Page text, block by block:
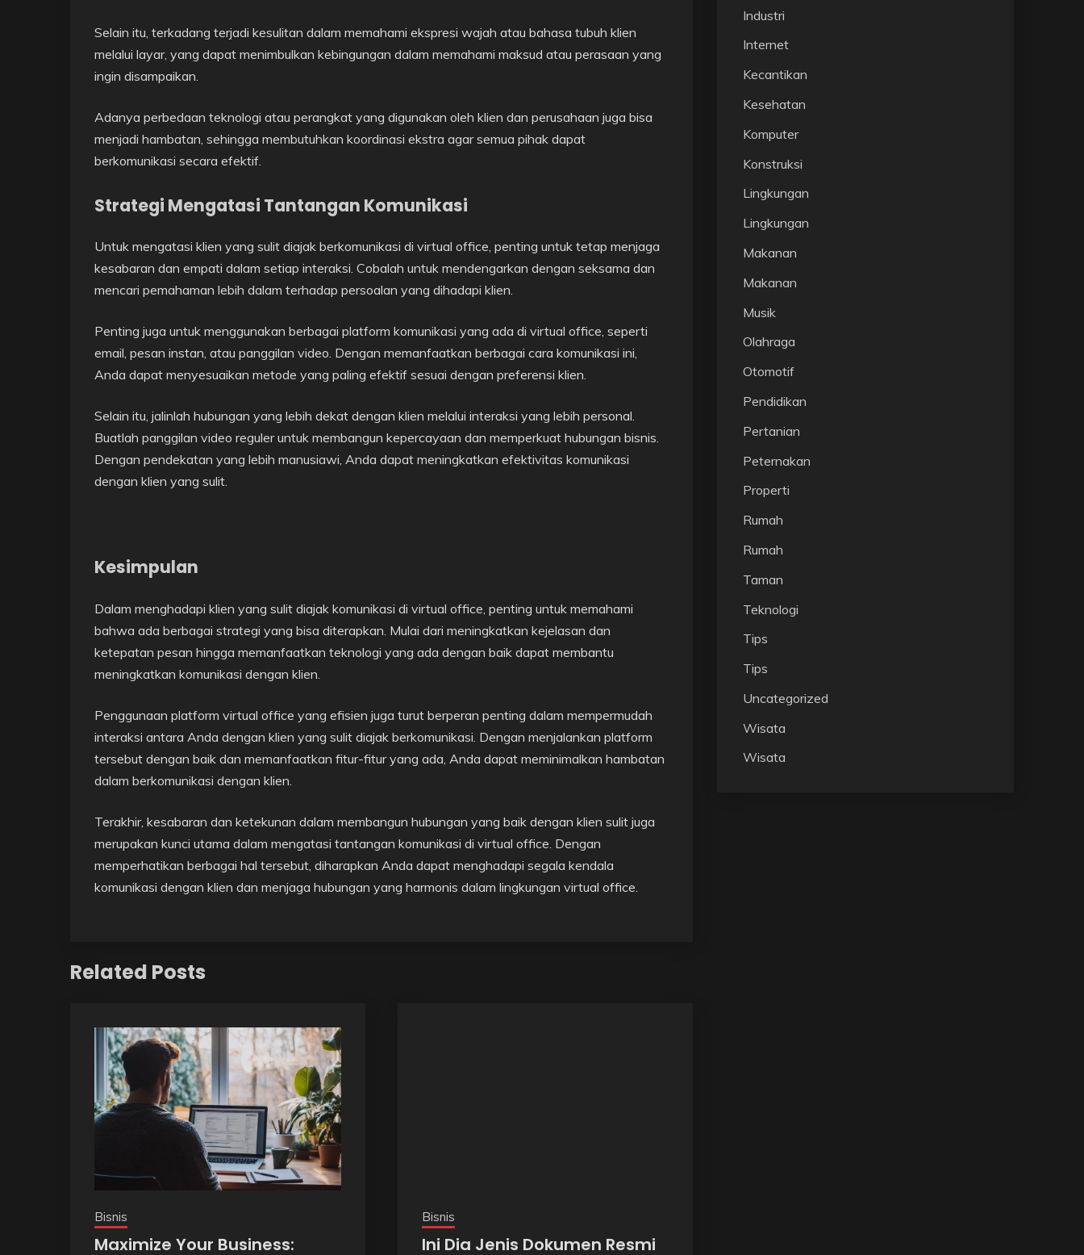
Selain itu, terkadang terjadi kesulitan dalam memahami ekspresi wajah atau bahasa tubuh klien
melalui layar, yang dapat menimbulkan kebingungan dalam memahami maksud atau perasaan yang
ingin disampaikan.
Adanya perbedaan teknologi atau perangkat yang digunakan oleh klien dan perusahaan juga bisa
menjadi hambatan, sehingga membutuhkan koordinasi ekstra agar semua pihak dapat
berkomunikasi secara efektif.
Strategi Mengatasi Tantangan Komunikasi
Untuk mengatasi klien yang sulit diajak berkomunikasi di virtual office, penting untuk tetap menjaga
kesabaran dan empati dalam setiap interaksi. Cobalah untuk mendengarkan dengan seksama dan
mencari pemahaman lebih dalam terhadap persoalan yang dihadapi klien.
Penting juga untuk menggunakan berbagai platform komunikasi yang ada di virtual office, seperti
email, pesan instan, atau panggilan video. Dengan memanfaatkan berbagai cara komunikasi ini,
Anda dapat menyesuaikan metode yang paling efektif sesuai dengan preferensi klien.
Selain itu, jalinlah hubungan yang lebih dekat dengan klien melalui interaksi yang lebih personal.
Buatlah panggilan video reguler untuk membangun kepercayaan dan memperkuat hubungan bisnis.
Dengan pendekatan yang lebih manusiawi, Anda dapat meningkatkan efektivitas komunikasi
dengan klien yang sulit.
Kesimpulan
Dalam menghadapi klien yang sulit diajak komunikasi di virtual office, penting untuk memahami
bahwa ada berbagai strategi yang bisa diterapkan. Mulai dari meningkatkan kejelasan dan
ketepatan pesan hingga memanfaatkan teknologi yang ada dengan baik dapat membantu
meningkatkan komunikasi dengan klien.
Penggunaan platform virtual office yang efisien juga turut berperan penting dalam mempermudah
interaksi antara Anda dengan klien yang sulit diajak berkomunikasi. Dengan menjalankan platform
tersebut dengan baik dan memanfaatkan fitur-fitur yang ada, Anda dapat meminimalkan hambatan
dalam berkomunikasi dengan klien.
Terakhir, kesabaran dan ketekunan dalam membangun hubungan yang baik dengan klien sulit juga
merupakan kunci utama dalam mengatasi tantangan komunikasi di virtual office. Dengan
memperhatikan berbagai hal tersebut, diharapkan Anda dapat menghadapi segala kendala
komunikasi dengan klien dan menjaga hubungan yang harmonis dalam lingkungan virtual office.
Related Posts
Bisnis
Maximize Your Business:
Bisnis
Ini Dia Jenis Dokumen Resmi
Industri
Internet
Kecantikan
Kesehatan
Komputer
Konstruksi
Lingkungan
Lingkungan
Makanan
Makanan
Musik
Olahraga
Otomotif
Pendidikan
Pertanian
Peternakan
Properti
Rumah
Rumah
Taman
Teknologi
Tips
Tips
Uncategorized
Wisata
Wisata